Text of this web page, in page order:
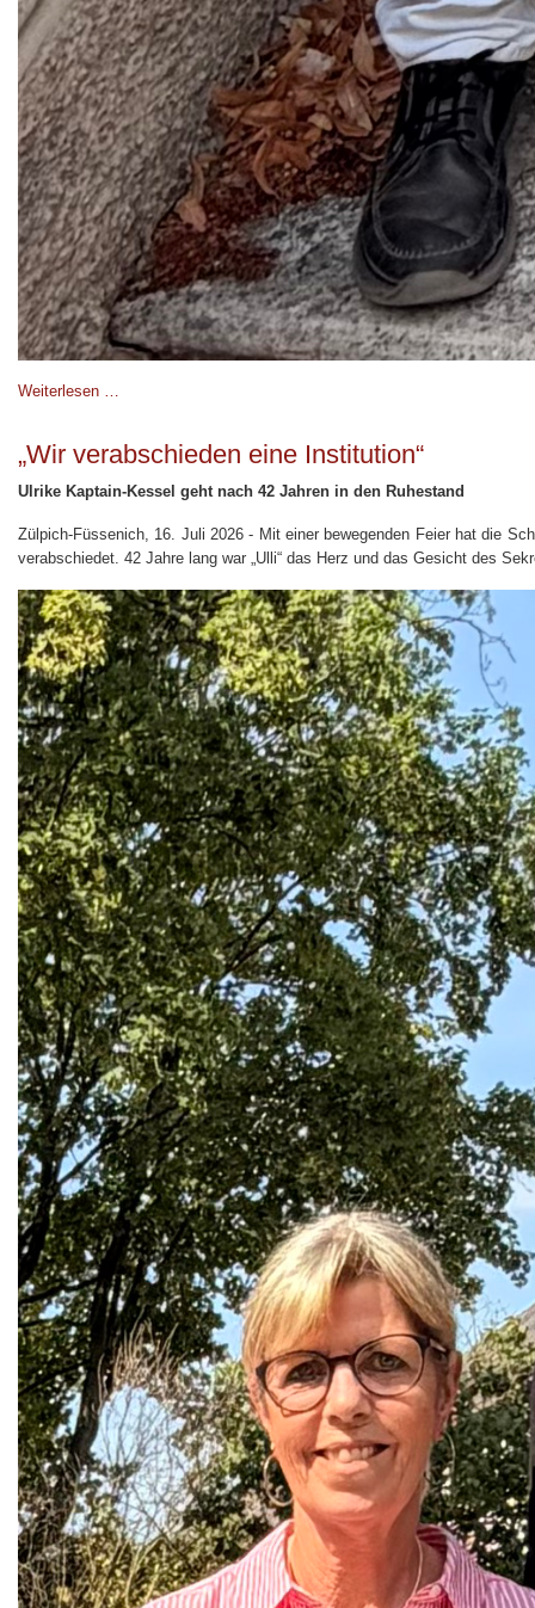
Weiterlesen …
„Wir verabschieden eine Institution“
Ulrike Kaptain-Kessel geht nach 42 Jahren in den Ruhestand
Zülpich-Füssenich, 16. Juli 2026 - Mit einer bewegenden Feier hat die
verabschiedet. 42 Jahre lang war „Ulli“ das Herz und das Gesicht des